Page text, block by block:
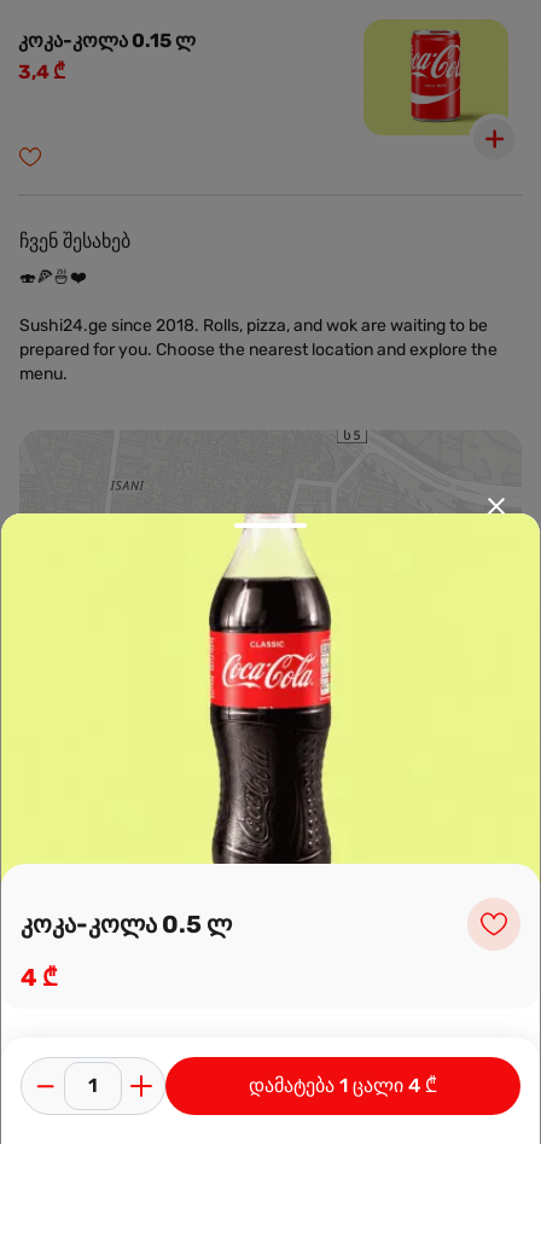
კოკა-კოლა 0.15 ლ
3,4 ₾
ჩვენ შესახებ
🍣🍕🍜❤️
Sushi24.ge since 2018. Rolls, pizza, and wok are waiting to be
prepared for you. Choose the nearest location and explore the
menu.
OpenFreeMap©OpenMapTiles
მარშრუტის დაგეგმვა
კოკა-კოლა 0.5 ლ
4 ₾
დამატება 1 ცალი 4 ₾